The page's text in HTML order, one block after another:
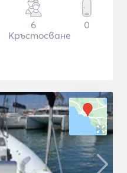
6
Кръстосване
0